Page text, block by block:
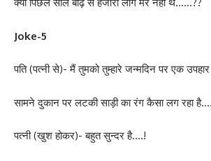
क्या पिछले साल बाढ़ से हजारों लोग मरे नहीं थे……??
Joke-5
पति (पत्नी से)- मैं तुमको तुम्हारे जन्मदिन पर एक
सामने दुकान पर लटकी साड़ी का रंग कैसा लग रहा
पत्नी (खुश होकर)- बहुत सुन्दर है….!